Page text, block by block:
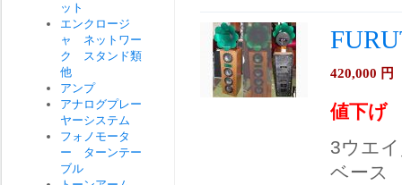
420,000 円
値下げ
3ウエ
ベース
ット
エンクロージ
ャ ネットワー
ク スタンド類
他
アンプ
アナログプレー
ヤーシステム
フォノモータ
ー ターンテー
ブル